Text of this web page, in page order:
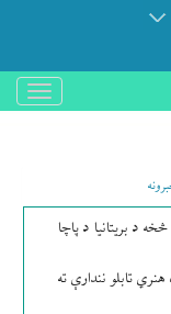
باز
و
د بریتانیا د پاچا
تابلو نندارې ته